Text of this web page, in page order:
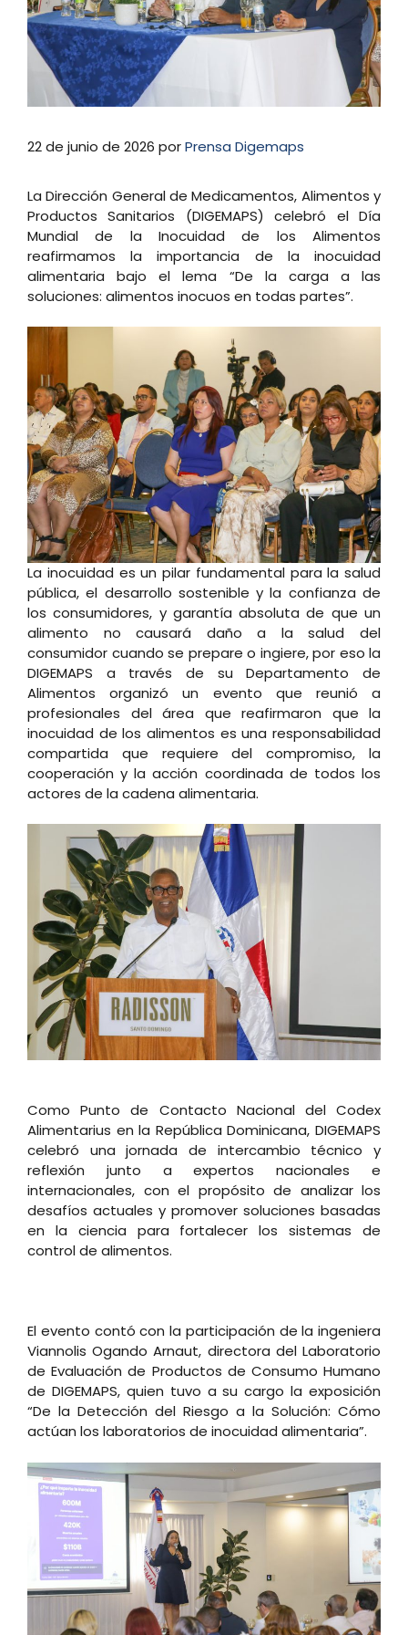
22 de junio de 2026 porPrensa Digemaps
La Dirección General de Medicamentos, Alimentos y
Productos Sanitarios (DIGEMAPS) celebró el Día
Mundial de la Inocuidad de los Alimentos
reafirmamos la importancia de la inocuidad
alimentaria bajo el lema “De la carga a las
soluciones: alimentos inocuos en todas partes”.
La inocuidad es un pilar fundamental para la salud
pública, el desarrollo sostenible y la confianza de
los consumidores, y garantía absoluta de que un
alimento no causará daño a la salud del
consumidor cuando se prepare o ingiere, por eso la
DIGEMAPS a través de su Departamento de
Alimentos organizó un evento que reunió a
profesionales del área que reafirmaron que la
inocuidad de los alimentos es una responsabilidad
compartida que requiere del compromiso, la
cooperación y la acción coordinada de todos los
actores de la cadena alimentaria.
Como Punto de Contacto Nacional del Codex
Alimentarius en la República Dominicana, DIGEMAPS
celebró una jornada de intercambio técnico y
reflexión junto a expertos nacionales e
internacionales, con el propósito de analizar los
desafíos actuales y promover soluciones basadas
en la ciencia para fortalecer los sistemas de
control de alimentos.
El evento contó con la participación de la ingeniera
Viannolis Ogando Arnaut, directora del Laboratorio
de Evaluación de Productos de Consumo Humano
de DIGEMAPS, quien tuvo a su cargo la exposición
“De la Detección del Riesgo a la Solución: Cómo
actúan los laboratorios de inocuidad alimentaria”.